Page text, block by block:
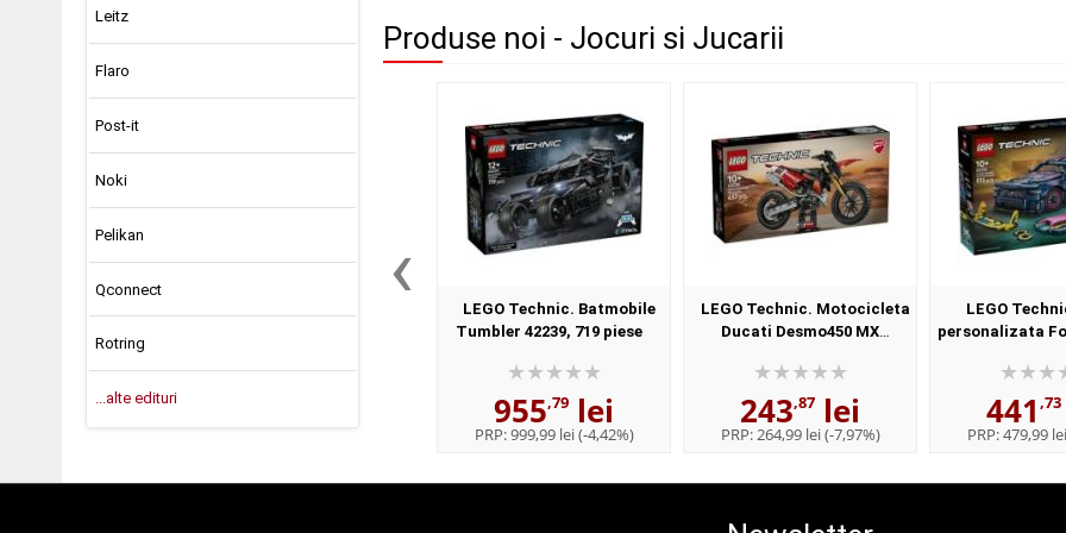
Leitz
Flaro
Post-it
Noki
Pelikan
Qconnect
Rotring
...alte edituri
Produse noi - Jocuri si Jucarii
‹
LEGO Technic. Batmobile
Tumbler 42239, 719 piese
955,79 lei
PRP:999,99 lei(-4,42%)
LEGO Technic. Motocicleta
Ducati Desmo450 MX
piese
243,87 lei
PRP:264,99 lei(-7,97%)
LEGO
personalizata
441 ,73
PRP:479,99 lei